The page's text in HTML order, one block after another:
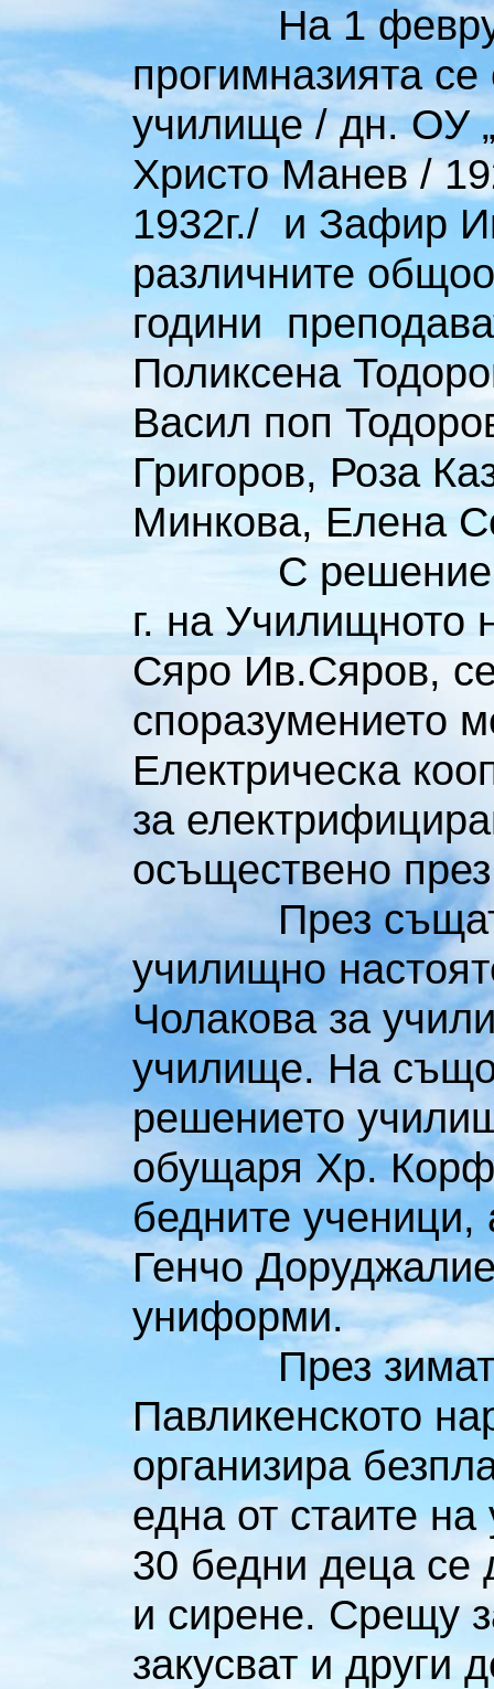
На 1 февруари
прогимназията
училище / дн. ОУ
Христо Манев /
1932г./ и Зафир
различните
години
Поликсена
Васил поп
Григоров, Роза
Минкова, Елена
С
г. на Училищното
Сяро Ив.Сяров,
споразумението
Електрическа
за
осъществено
През същата
училищно
Чолакова за
училище. На
решението
обущаря Хр.
бедните ученици,
Генчо
униформи.
През зимата
Павликенското
организира
една от стаите
30 бедни деца се
и сирене. Срещу
закусват и други